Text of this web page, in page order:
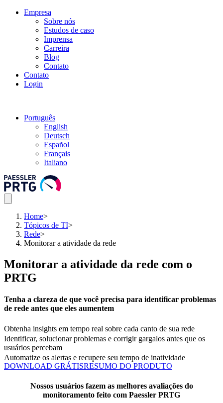
Empresa
Sobre nós
Estudos de caso
Imprensa
Carreira
Blog
Contato
Contato
Login
Português
English
Deutsch
Español
Français
Italiano
Home>
Tópicos de TI>
Rede>
Monitorar a atividade da rede
Monitorar a atividade da rede com o
PRTG
Tenha a clareza de que você precisa para identificar problemas
de rede antes que eles aumentem
Obtenha insights em tempo real sobre cada canto de sua rede
Identificar, solucionar problemas e corrigir gargalos antes que os
usuários percebam
Automatize os alertas e recupere seu tempo de inatividade
DOWNLOAD GRÁTISRESUMO DO PRODUTO
Nossos usuários fazem as melhores avaliações do
monitoramento feito com Paessler PRTG